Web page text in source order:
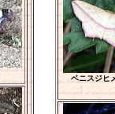
ベニスジヒ